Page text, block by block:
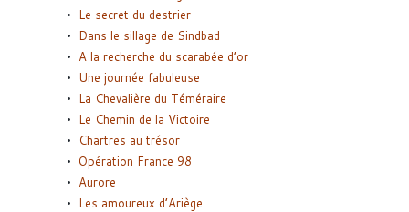
Le secret du destrier
Dans le sillage de Sindbad
A la recherche du scarabée d’or
Une journée fabuleuse
La Chevalière du Téméraire
Le Chemin de la Victoire
Chartres au trésor
Opération France 98
Aurore
Les amoureux d’Ariège